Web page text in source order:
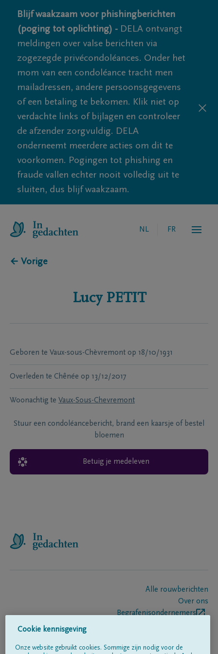
Blijf waakzaam voor phishingberichten
(poging tot oplichting) - DELA ontvangt
meldingen over valse berichten via
zogezegde privécondoléances. Onder het
mom van een condoléance tracht men
mailadressen, andere persoonsgegevens
of een betaling te bekomen. Klik niet op
verdachte links of bijlagen en controleer
de afzender zorgvuldig. DELA
onderneemt meerdere acties om dit te
voorkomen. Pogingen tot phishing en
fraude vallen echter nooit volledig uit te
sluiten, dus blijf waakzaam.
NL FR
← Vorige
Lucy PETIT
Geboren te Vaux-sous-Chèvremont op 18/10/1931
Overleden te Chênée op 13/12/2017
Woonachtig te Vaux-Sous-Chevremont
Stuur een condoléancebericht, brand een kaarsje of bestel
bloemen
Betuig je medeleven
Alle rouwberichten
Over ons
Begrafenisondernemers
Cookie kennisgeving
Onze website gebruikt cookies. Sommige zijn nodig voor de